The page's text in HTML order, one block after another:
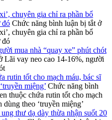
chuyên gia chỉ ra phần bổ
đó Chức năng bình luận bị tắt ở
chuyên gia chỉ ra phần bổ
đó
mua nhà “quay xe” phút chót
Lãi vay neo cao 14-16%, người
rutin tốt cho mạch máu, bác sĩ
miệng’ Chức năng bình
thuộc chứa rutin tốt cho mạch
theo ‘truyền miệng’
thư dạ dày thừa nhận suốt 20